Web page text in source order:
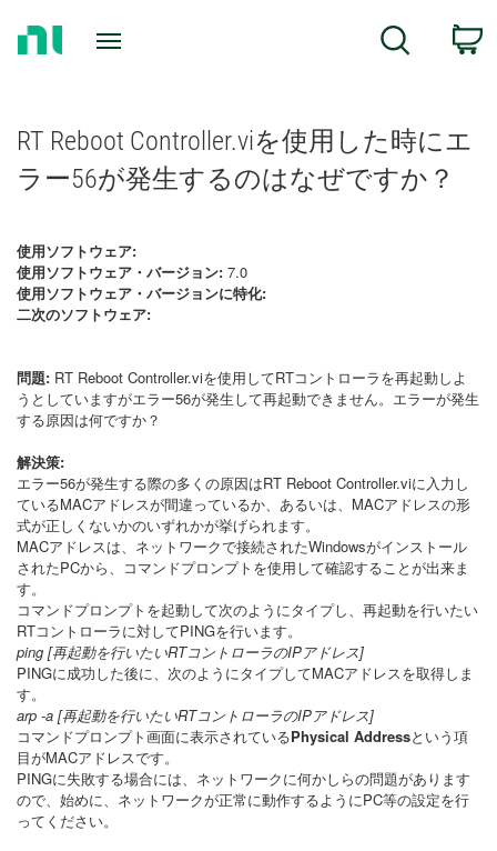
Search
RT Reboot Controller.viを使用した時にエ
ラー56が発生するのはなぜですか？
使用ソフトウェア:
使用ソフトウェア・バージョン: 7.0
使用ソフトウェア・バージョンに特化:
二次のソフトウェア:
問題: RT Reboot Controller.viを使用してRTコントローラを再起動しよ
うとしていますがエラー56が発生して再起動できません。エラーが発生
する原因は何ですか？
解決策:
エラー56が発生する際の多くの原因はRT Reboot Controller.viに入力し
ているMACアドレスが間違っているか、あるいは、MACアドレスの形
式が正しくないかのいずれかが挙げられます。
MACアドレスは、ネットワークで接続されたWindowsがインストール
されたPCから、コマンドプロンプトを使用して確認することが出来ま
す。
コマンドプロンプトを起動して次のようにタイプし、再起動を行いたい
RTコントローラに対してPINGを行います。
ping [再起動を行いたいRTコントローラのIPアドレス]
PINGに成功した後に、次のようにタイプしてMACアドレスを取得しま
す。
arp -a [再起動を行いたいRTコントローラのIPアドレス]
コマンドプロンプト画面に表示されているPhysical Addressという項
目がMACアドレスです。
PINGに失敗する場合には、ネットワークに何かしらの問題があります
ので、始めに、ネットワークが正常に動作するようにPC等の設定を行
ってください。